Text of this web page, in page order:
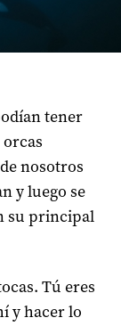
tener
nosotros
y luego se
su principal
Tú eres
y hacer lo